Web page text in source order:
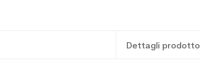
Dettagli prodotto